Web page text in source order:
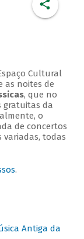
Cultural
as noites de
, que no
gratuitas da
o
de concertos
variadas, todas
.
Antiga da